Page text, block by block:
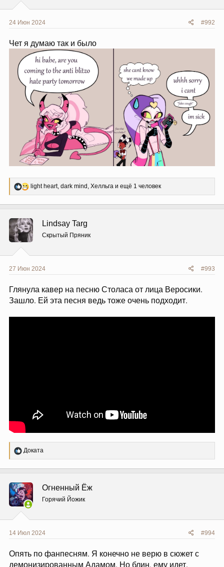
24 Июн 2024 #992
Чет я думаю так и было
Р
е
ц
и
и
:
light heart, dark mind , Хелльга и ещё 1 человек
Lindsay Targ
Скрытый Пряник
27 Июн 2024 #993
Глянула кавер на песню Столаса от лица Веросики.
Зашло. Ей эта песня ведь тоже очень подходит.
Р
е
ц
и
и
:
Доката
Огненный Ёж
Горячий Йожик
14 Июл 2024 #994
Опять по фанпесням. Я конечно не верю в сюжет с
демонизированным Адамом. Но блин, ему идет.